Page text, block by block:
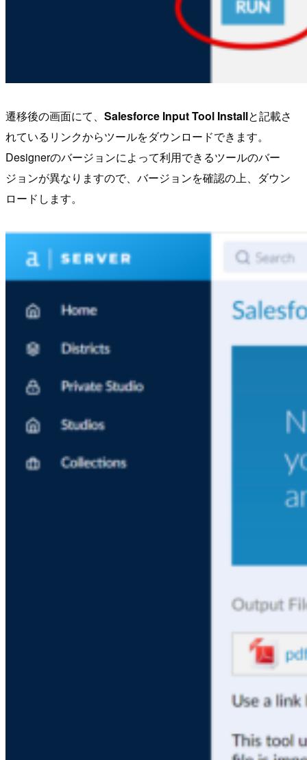
遷移後の画面にて、 Salesforce Input Tool Installと記載さ
れているリンクからツールをダウンロードできます。
Designerのバージョンによって利用できるツールのバー
ジョンが異なりますので、バージョンを確認の上、ダウン
ロードします。